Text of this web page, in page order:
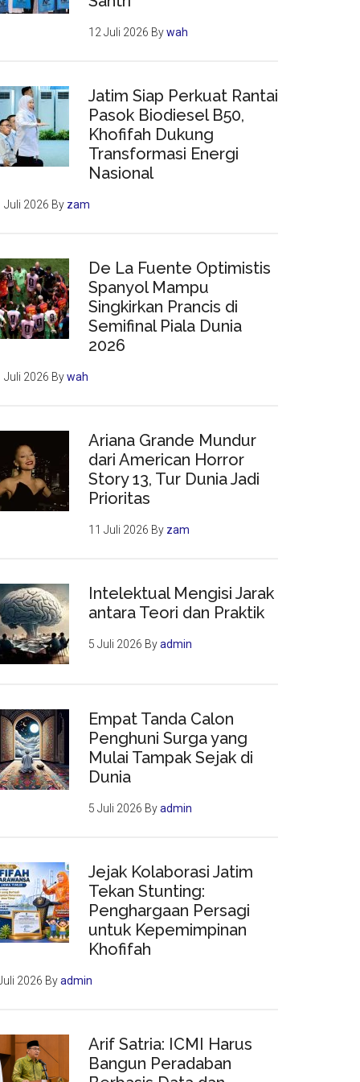
12 Juli 2026 Bywah
Jatim Siap Perkuat Rantai
Pasok Biodiesel B50,
Khofifah Dukung
Transformasi Energi
Nasional
Juli 2026 By zam
De La Fuente Optimistis
Spanyol Mampu
Singkirkan Prancis di
Semifinal Piala Dunia
2026
Juli 2026 Bywah
Ariana Grande Mundur
dari American Horror
Story 13, Tur Dunia Jadi
Prioritas
11 Juli 2026 By zam
Intelektual Mengisi Jarak
antara Teori dan Praktik
5 Juli 2026 Byadmin
Empat Tanda Calon
Penghuni Surga yang
Mulai Tampak Sejak di
Dunia
5 Juli 2026 Byadmin
Jejak Kolaborasi Jatim
Tekan Stunting:
Penghargaan Persagi
untuk Kepemimpinan
Khofifah
2026 Byadmin
Arif Satria: ICMI Harus
Bangun Peradaban